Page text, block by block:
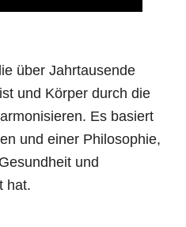
über Jahrtausende
und Körper durch die
Es basiert
und einer Philosophie,
und
hat.